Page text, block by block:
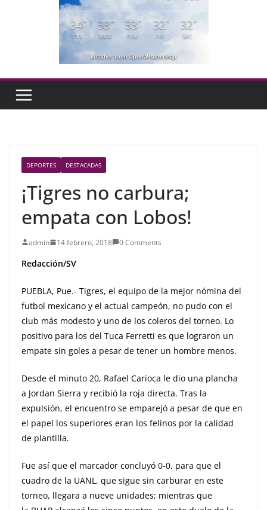
34°
TUE
33°
WED
33°
THU
32°
FRI
32°
SAT
Weather from OpenWeatherMap
DEPORTES DESTACADAS
¡Tigres no carbura;
empata con Lobos!
admin 14 febrero, 2018 0 Comments
Redacción/SV
PUEBLA, Pue.- Tigres, el equipo de la mejor nómina del
futbol mexicano y el actual campeón, no pudo con el
club más modesto y uno de los coleros del torneo. Lo
positivo para los del Tuca Ferretti es que lograron un
empate sin goles a pesar de tener un hombre menos.
Desde el minuto 20, Rafael Carioca le dio una plancha
a Jordan Sierra y recibió la roja directa. Tras la
expulsión, el encuentro se emparejó a pesar de que en
el papel los superiores eran los felinos por la calidad
de plantilla.
Fue así que el marcador concluyó 0-0, para que el
cuadro de la UANL, que sigue sin carburar en este
torneo, llegara a nueve unidades; mientras que